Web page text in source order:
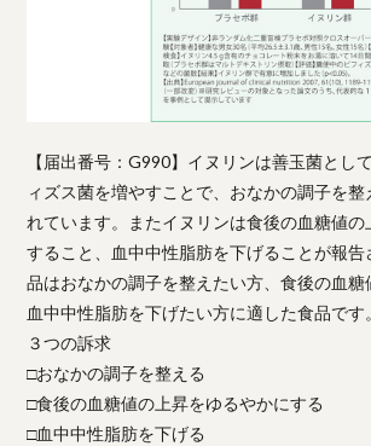
【届出番号：G990】イヌリンは善玉菌とし
ィズス菌を増やすことで、おなかの調子を整
れています。またイヌリンは食後の血糖値の
すること、血中中性脂肪を下げることが報告
品はおなかの調子を整えたい方、食後の血糖
血中中性脂肪を下げたい方に適した食品です。
３つの訴求
□おなかの調子を整える
□食後の血糖値の上昇をゆるやかにする
□血中中性脂肪を下げる